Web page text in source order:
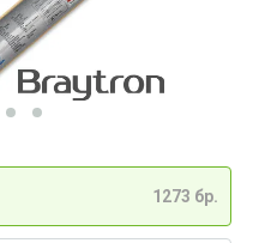
1273 бр.